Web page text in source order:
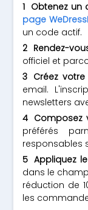
Obtenez un
page
un code actif.
Rendez-
officiel et
Créez
email.
newsletters
Composez
préférés
responsables
Appliquez
dans le
réduction de
les